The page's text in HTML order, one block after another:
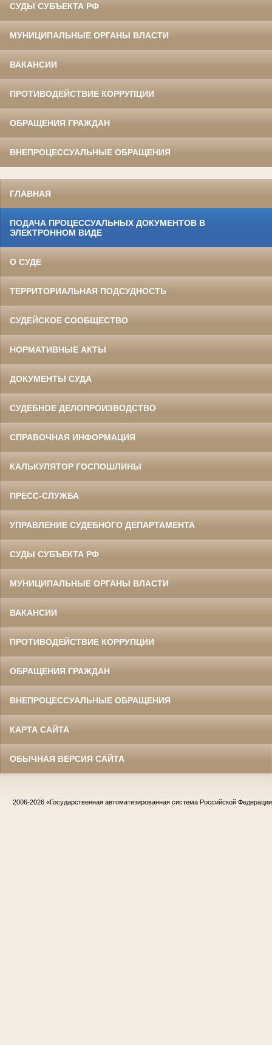
СУДЫ СУБЪЕКТА РФ
МУНИЦИПАЛЬНЫЕ ОРГАНЫ ВЛАСТИ
ВАКАНСИИ
ПРОТИВОДЕЙСТВИЕ КОРРУПЦИИ
ОБРАЩЕНИЯ ГРАЖДАН
ВНЕПРОЦЕССУАЛЬНЫЕ ОБРАЩЕНИЯ
ГЛАВНАЯ
ПОДАЧА ПРОЦЕССУАЛЬНЫХ ДОКУМЕНТОВ В
ЭЛЕКТРОННОМ ВИДЕ
О СУДЕ
ТЕРРИТОРИАЛЬНАЯ ПОДСУДНОСТЬ
СУДЕЙСКОЕ СООБЩЕСТВО
НОРМАТИВНЫЕ АКТЫ
ДОКУМЕНТЫ СУДА
СУДЕБНОЕ ДЕЛОПРОИЗВОДСТВО
СПРАВОЧНАЯ ИНФОРМАЦИЯ
КАЛЬКУЛЯТОР ГОСПОШЛИНЫ
ПРЕСС-СЛУЖБА
УПРАВЛЕНИЕ СУДЕБНОГО ДЕПАРТАМЕНТА
СУДЫ СУБЪЕКТА РФ
МУНИЦИПАЛЬНЫЕ ОРГАНЫ ВЛАСТИ
ВАКАНСИИ
ПРОТИВОДЕЙСТВИЕ КОРРУПЦИИ
ОБРАЩЕНИЯ ГРАЖДАН
ВНЕПРОЦЕССУАЛЬНЫЕ ОБРАЩЕНИЯ
КАРТА САЙТА
ОБЫЧНАЯ ВЕРСИЯ САЙТА
2006-2026 «Государственная автоматизированная система Российской